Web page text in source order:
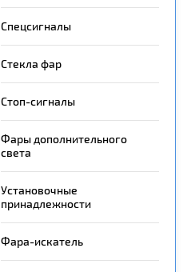
Спецсигналы
Стекла фар
Стоп-сигналы
Фары дополнительного
света
Установочные
принадлежности
Фара-искатель